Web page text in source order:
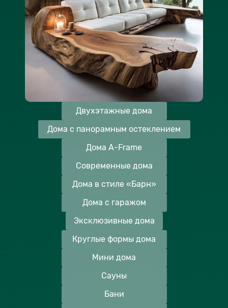
Двухэтажные дома
Дома с панорамным остеклением
Дома A-Frame
Современные дома
Дома в стиле «Барн»
Дома с гаражом
Эксклюзивные дома
Круглые формы дома
Мини дома
Сауны
Бани